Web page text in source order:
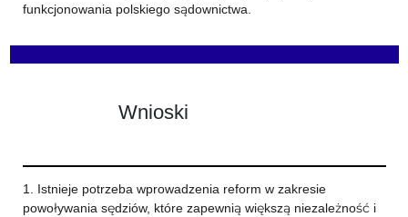
funkcjonowania polskiego sądownictwa.
Wnioski
1. Istnieje potrzeba wprowadzenia reform w zakresie
powoływania sędziów, które zapewnią większą niezależność i